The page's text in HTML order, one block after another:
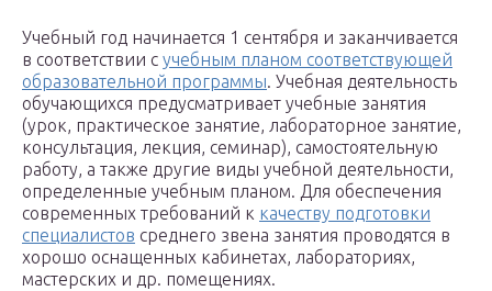
Учебный год начинается 1 сентября и заканчивается
в соответствии с учебным планом соответствующей
образовательной программы. Учебная деятельность
обучающихся предусматривает учебные занятия
(урок, практическое занятие, лабораторное занятие,
консультация, лекция, семинар), самостоятельную
работу, а также другие виды учебной деятельности,
определенные учебным планом. Для обеспечения
современных требований к качеству подготовки
специалистов среднего звена занятия проводятся в
хорошо оснащенных кабинетах, лабораториях,
мастерских и др. помещениях.